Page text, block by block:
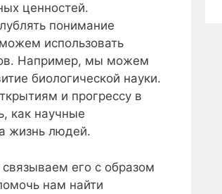
ценностей.
понимание
использовать
Например, мы можем
биологической науки.
и прогрессу в
как научные
жизнь людей.
его с образом
нам найти